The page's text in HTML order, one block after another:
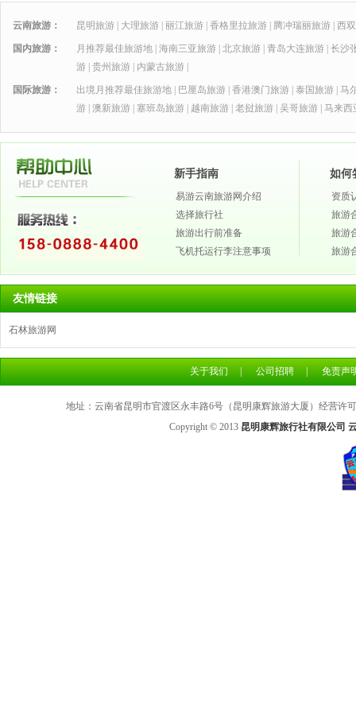
云南旅游： 昆明旅游 大理旅游 丽江旅游 香格里拉旅游 腾冲瑞丽旅游 西
国内旅游： 月推荐最佳旅游地 海南三亚旅游 北京旅游 青岛大连旅游 长沙
游 贵州旅游 内蒙古旅游
国际旅游： 出境月推荐最佳旅游地 巴厘岛旅游 香港澳门旅游 泰国旅游 马
游 澳新旅游 塞班岛旅游 越南旅游 老挝旅游 吴哥旅游 马来西
新手指南
易游云南旅游网介绍
选择旅行社
旅游出行前准备
飞机托运行李注意事项
如何
资质
旅游
旅游
旅游
友情链接
石林旅游网
关于我们 公司招聘 免责声
地址：云南省昆明市官渡区永丰路6号（昆明康辉旅游大厦）经营许
Copyright © 2013 昆明康辉旅行社有限公司